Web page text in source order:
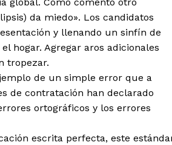
da miedo». Los candidatos
y llenando un sinfín de
hogar. Agregar aros adicionales
tropezar.
de un simple error que a
de contratación han declarado
ortográficos y los errores
escrita perfecta, este